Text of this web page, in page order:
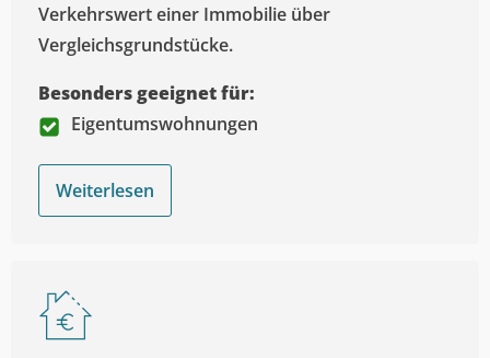
Verkehrswert einer Immobilie über
Vergleichsgrundstücke.
Besonders geeignet für:
Eigentumswohnungen
Weiterlesen